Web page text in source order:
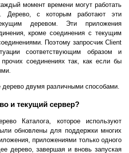
момент времени могут работать
Дерево, с которым работают эти
деревом. Эти приложения
кроме соединения с текущим
Поэтому запросчик Сlient
соответствующим образом и
соединениях так, как если бы
двумя различными способами.
и текущий сервер?
Каталога, которое используют
обновлены для поддержки многих
приложениями только одного
дерево, завершая и вновь запуская